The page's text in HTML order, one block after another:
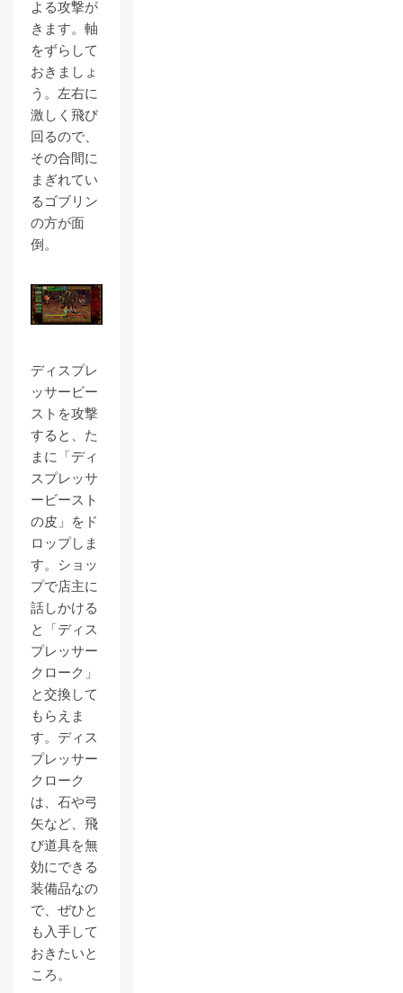
よる攻撃が
きます。軸
をずらして
おきましょ
う。左右に
激しく飛び
回るので、
その合間に
まぎれてい
るゴブリン
の方が面
倒。
ディスプレ
ッサービー
ストを攻撃
すると、た
まに「ディ
スプレッサ
ービースト
の皮」をド
ロップしま
す。ショッ
プで店主に
話しかける
と「ディス
プレッサー
クローク」
と交換して
もらえま
す。ディス
プレッサー
クローク
は、石や弓
矢など、飛
び道具を無
効にできる
装備品なの
で、ぜひと
も入手して
おきたいと
ころ。